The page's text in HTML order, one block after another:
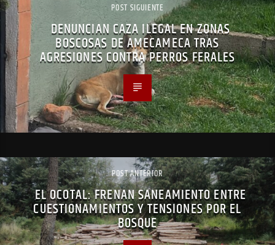
POST SIGUIENTE
DENUNCIAN CAZA ILEGAL EN ZONAS
BOSCOSAS DE AMECAMECA TRAS
AGRESIONES CONTRA PERROS FERALES
POST ANTERIOR
EL OCOTAL: FRENAN SANEAMIENTO ENTRE
CUESTIONAMIENTOS Y TENSIONES POR EL
BOSQUE